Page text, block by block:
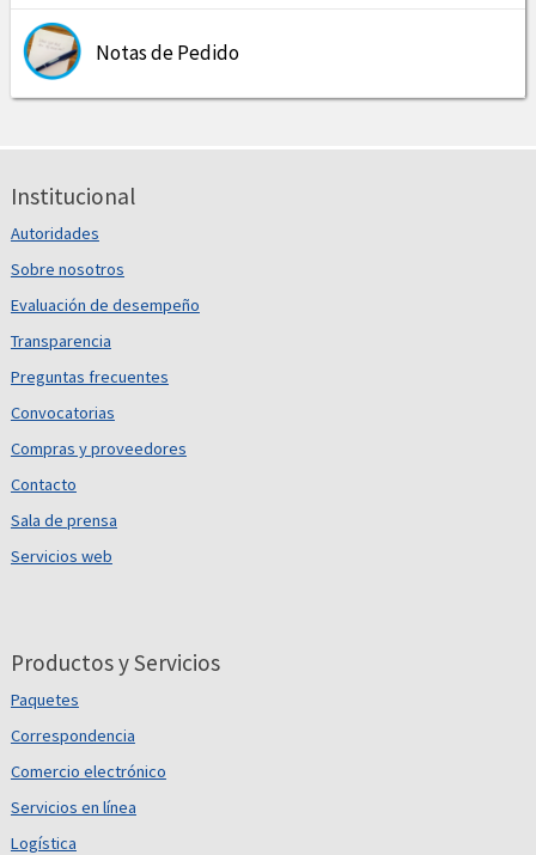
Notas de Pedido
Institucional
Autoridades
Sobre nosotros
Evaluación de desempeño
Transparencia
Preguntas frecuentes
Convocatorias
Compras y proveedores
Contacto
Sala de prensa
Servicios web
Productos y Servicios
Paquetes
Correspondencia
Comercio electrónico
Servicios en línea
Logística